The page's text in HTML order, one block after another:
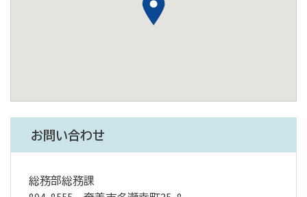
お問い合わせ
総務部総務課